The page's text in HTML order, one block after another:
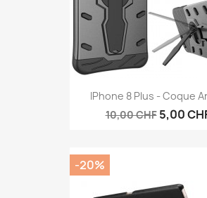
IPhone 8 Plus - Coque
10,00 CHF 5,00
-20%